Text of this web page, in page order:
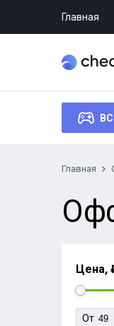
Главная
Главная
Цена,
От